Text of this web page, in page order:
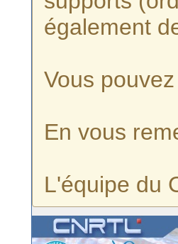
également
Vous
En vous
L'équipe du